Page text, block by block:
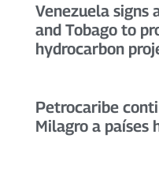
Venezuela signs
and Tobago to
hydrocarbon
Petrocaribe
Milagro a países